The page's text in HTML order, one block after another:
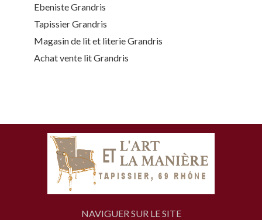
Ebeniste Grandris
Tapissier Grandris
Magasin de lit et literie Grandris
Achat vente lit Grandris
NAVIGUER SUR LE SITE